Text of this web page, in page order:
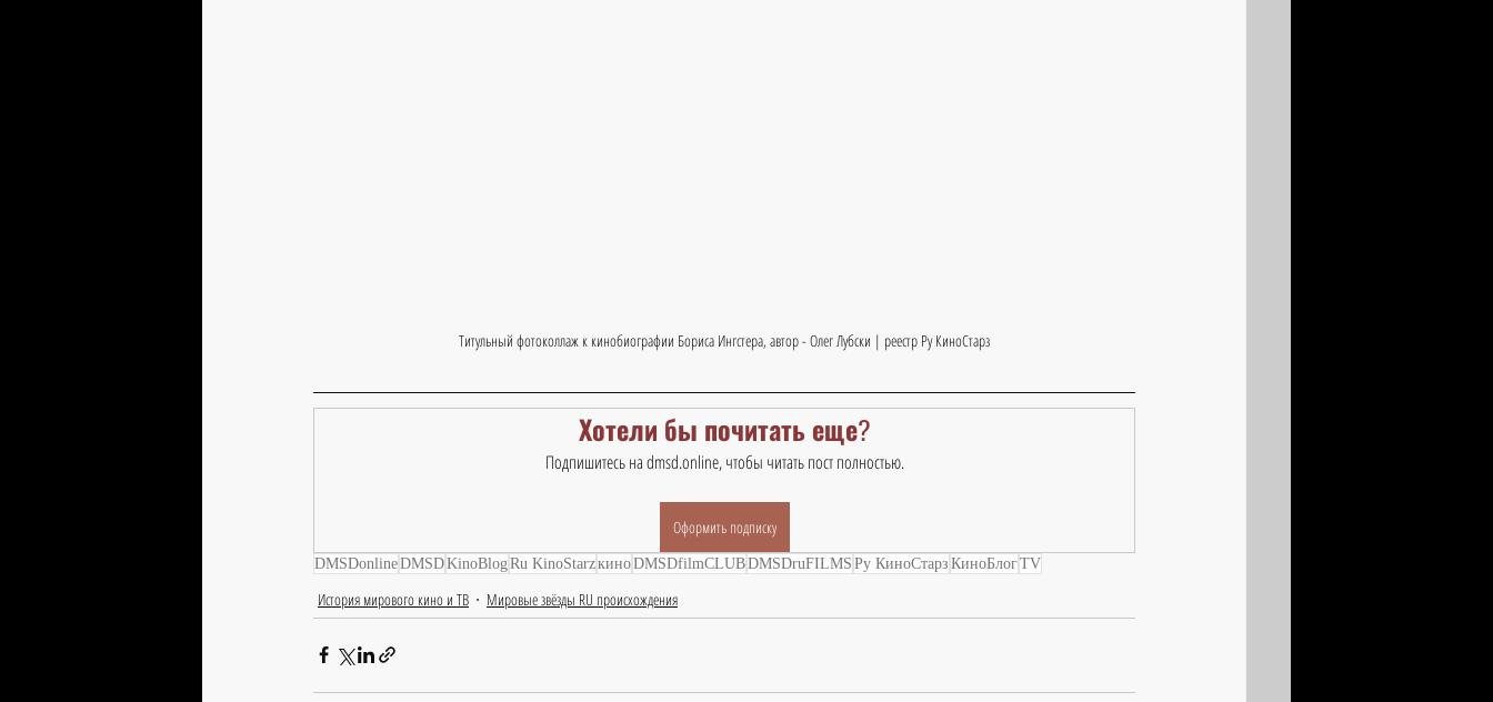
Титульный фотоколлаж к кинобиографии Бориса Ингстера, автор - Олег Лубски | реестр Ру КиноСтарз
Хотели бы почитать еще?
Подпишитесь на dmsd.online, чтобы читать пост полностью.
Оформить подписку
DMSDonlineDMSDKinoBlogRu KinoStarzкиноDMSDfilmCLUBDMSDruFILMS Ру КиноСтарз КиноБлогTV
История мирового кино и ТВ Мировые звёзды RU происхождения